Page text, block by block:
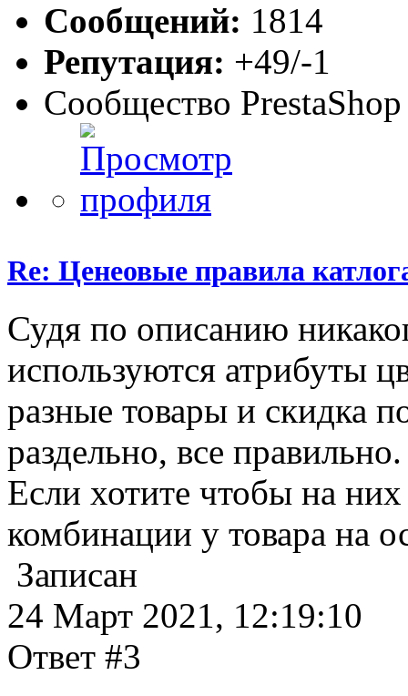
Сообщений: 1814
Репутация: +49/-1
Сообщество PrestaShop
Re: Ценеовые правила
Судя по описанию
используются атрибуты
разные товары и скидка
раздельно, все правильно.
Если хотите чтобы на
комбинации у товара на
Записан
24 Март 2021, 12:19:10
Ответ #3